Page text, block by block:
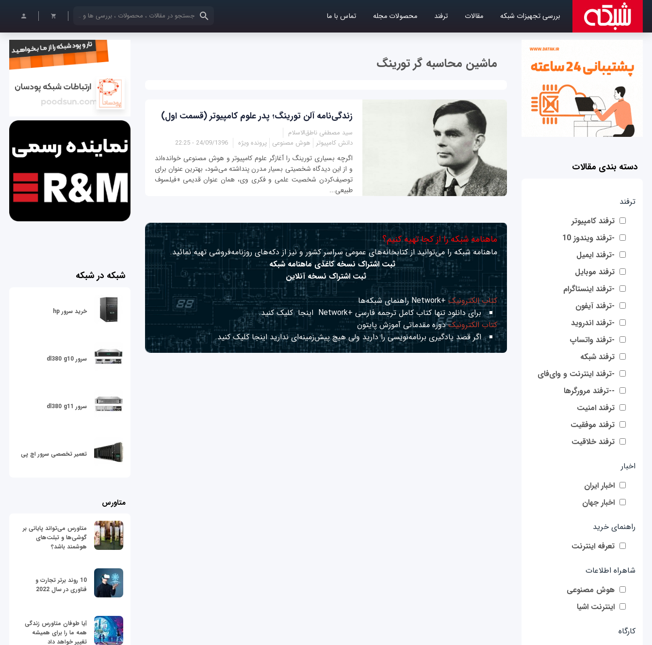
بررسی تجهیزات شبکه مقالات ترفند محصولات مجله تماس با ما کلمات کلیدی خود را وارد کنید
دسته بندی مقالات
ترفند
ترفند کامپیوتر
-ترفند ویندوز 10
-ترفند ایمیل
ترفند موبایل
-ترفند اینستاگرام
-ترفند آیفون
-ترفند اندروید
-ترفند واتساپ
ترفند شبکه
-ترفند اینترنت و وای‌فای
--ترفند مرورگرها
ترفند امنیت
ترفند موفقیت
ترفند خلاقیت
اخبار
اخبار ایران
اخبار جهان
راهنمای خرید
تعرفه اینترنت
شاهراه اطلاعات
هوش مصنوعی
اینترنت اشیا
کارگاه
ماشین محاسبه گر تورینگ
زندگی‌نامه آلن تورینگ؛ پدر علوم کامپیوتر (قسمت اول)
سید مصطفی ناطق‌الاسلام
دانش کامپیوتر
هوش مصنوعی پرونده ویژه 24/09/1396 - 22:25
اگرچه بسیاری تورینگ را آغازگر علوم کامپیوتر و هوش مصنوعی خوانده‌اند
و از این دیدگاه شخصیتی بسیار مدرن پنداشته می‌شود، بهترین عنوان برای
توصیف‌کردن شخصیت علمی و فکری وی، همان عنوان قدیمی «فیلسوف
طبیعی...
ماهنامه شبکه را از کجا تهیه کنیم؟
ماهنامه شبکه را می‌توانید از کتابخانه‌های عمومی سراسر کشور و نیز از دکه‌های روزنامه‌فروشی تهیه نمائید.
ثبت اشتراک نسخه کاغذی ماهنامه شبکه
ثبت اشتراک نسخه آنلاین
کتاب الکترونیک +Network راهنمای شبکه‌ها
برای دانلود تنها کتاب کامل ترجمه فارسی +Network
اینجا کلیک کنید.
کتاب الکترونیکدوره مقدماتی آموزش پایتون
اگر قصد یادگیری برنامه‌نویسی را دارید ولی هیچ پیش‌زمینه‌ای نداریداینجا کلیک کنید.
شبکه در شبکه
خرید سرور hp
سرور dl380 g10
سرور dl380 g11
تعمیر تخصصی سرور اچ پی
متاورس
متاورس می‌تواند پایانی بر
گوشی‌ها و تبلت‌های
هوشمند باشد؟
10 روند برتر تجارت و
فناوری در سال 2022
آیا طوفان متاورس زندگی
همه ما را برای همیشه
تغییر خواهد داد